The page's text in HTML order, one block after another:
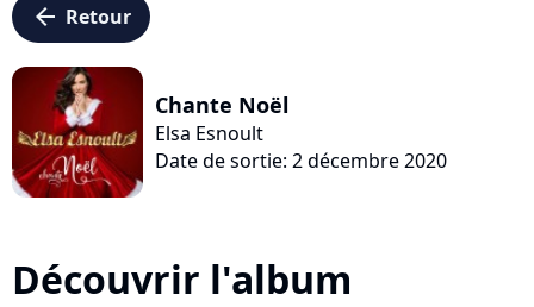
arrow_left Retour
Chante Noël
Elsa Esnoult
Date de sortie: 2 décembre 2020
Découvrir l'album